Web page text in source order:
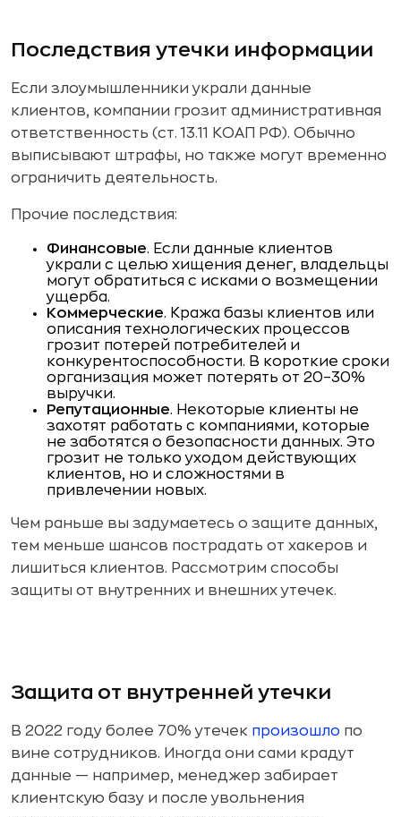
Последствия утечки информации
Если злоумышленники украли данные
клиентов, компании грозит административная
ответственность (ст. 13.11 КОАП РФ). Обычно
выписывают штрафы, но также могут временно
ограничить деятельность.
Прочие последствия:
Финансовые. Если данные клиентов
украли с целью хищения денег, владельцы
могут обратиться с исками о возмещении
ущерба.
Коммерческие. Кража базы клиентов или
описания технологических процессов
грозит потерей потребителей и
конкурентоспособности. В короткие сроки
организация может потерять от 20–30%
выручки.
Репутационные. Некоторые клиенты не
захотят работать с компаниями, которые
не заботятся о безопасности данных. Это
грозит не только уходом действующих
клиентов, но и сложностями в
привлечении новых.
Чем раньше вы задумаетесь о защите данных,
тем меньше шансов пострадать от хакеров и
лишиться клиентов. Рассмотрим способы
защиты от внутренних и внешних утечек.
Защита от внутренней утечки
В 2022 году более 70% утечек произошло по
вине сотрудников. Иногда они сами крадут
данные — например, менеджер забирает
клиентскую базу и после увольнения